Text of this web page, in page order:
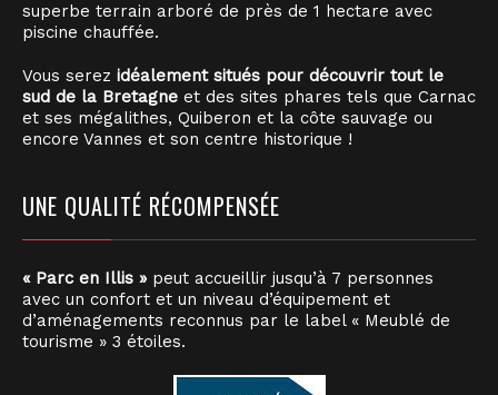
superbe terrain arboré de près de 1 hectare avec
piscine chauffée.
Vous serez idéalement situés pour découvrir tout le
sud de la Bretagne et des sites phares tels que Carnac
et ses mégalithes, Quiberon et la côte sauvage ou
encore Vannes et son centre historique !
UNE QUALITÉ RÉCOMPENSÉE
« Parc en Illis »peut accueillir jusqu’à 7 personnes
avec un confort et un niveau d’équipement et
d’aménagements reconnus par le label « Meublé de
tourisme » 3 étoiles.